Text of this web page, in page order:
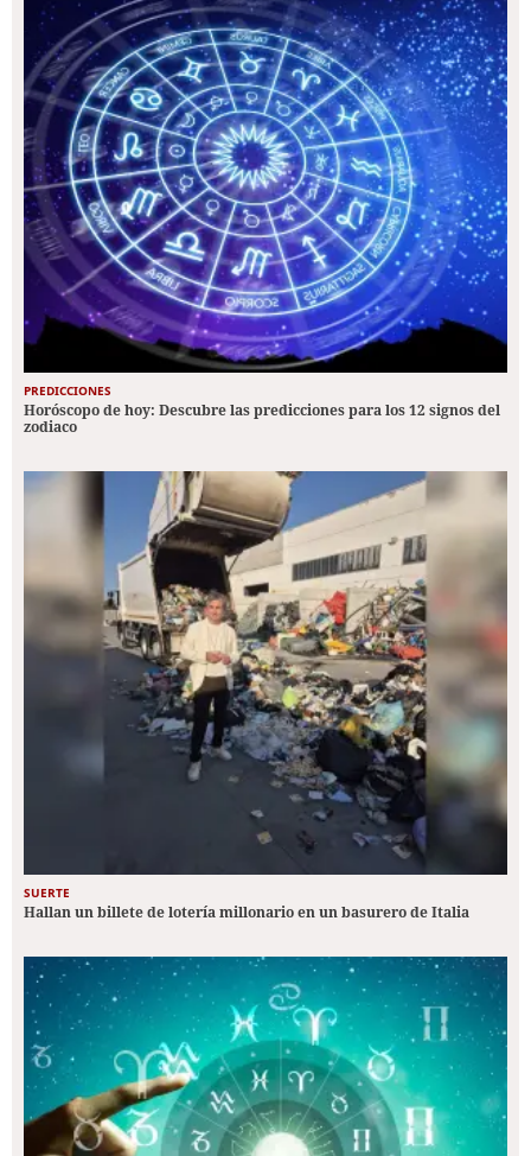
PREDICCIONES
Horóscopo de hoy: Descubre las predicciones para los 12 signos del
zodiaco
SUERTE
Hallan un billete de lotería millonario en un basurero de Italia